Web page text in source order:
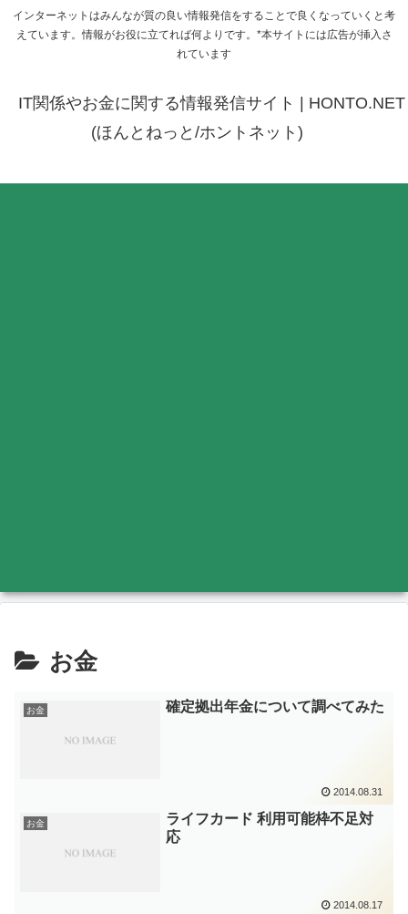
インターネットはみんなが質の良い情報発信をすることで良くなっていくと考
えています。情報がお役に立てれば何よりです。*本サイトには広告が挿入さ
れています
IT関係やお金に関する情報発信サイト | HONTO.NET
(ほんとねっと/ホントネット)
お金
お金 確定拠出年金について調べてみた
2014.08.31
お金
ライフカード 利用可能枠不足対
応
2014.08.17